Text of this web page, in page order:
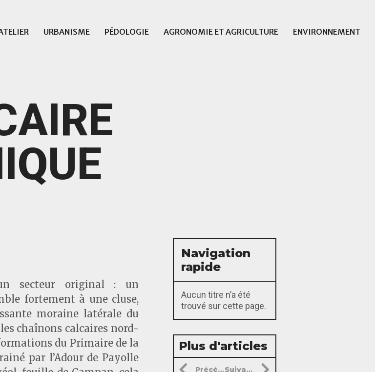
URBANISME PÉDOLOGIE AGRONOMIE ET AGRICULTURE ENVIRONNEMENT
secteur original : un
fortement à une cluse,
moraine latérale du
chaînons calcaires nord-
du Primaire de la
par l’Adour de Payolle
Navigation
rapide
Aucun titre n’a été
trouvé sur cette page.
Plus d'articles
Précédent Suivant